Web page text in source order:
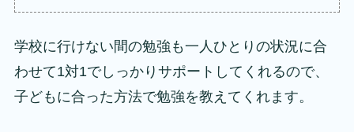
学校に行けない間の勉強も一人ひとりの状況に合
わせて1対1でしっかりサポートしてくれるので、
子どもに合った方法で勉強を教えてくれます。